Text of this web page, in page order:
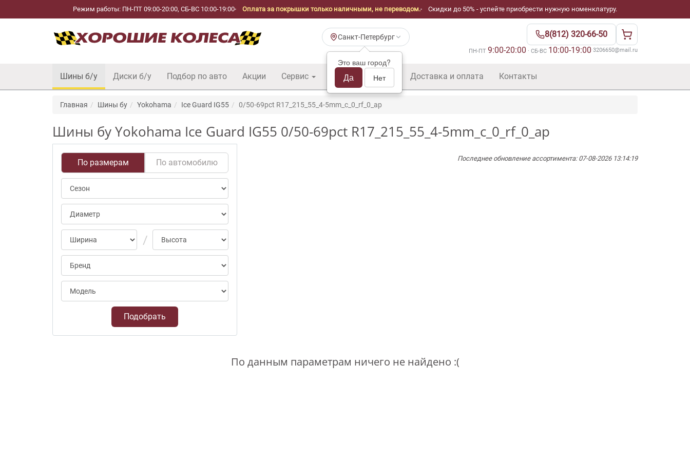
Режим работы: ПН-ПТ 09:00-20:00, СБ-ВС 10:00-19:00 Оплата за покрышки только наличными, не переводом. Скидки до 50% - успейте приобрести нужную номенклатуру.
Санкт-Петербург
Это ваш город?
Да Нет
8(812) 320-66-50
ПН-ПТ 9:00-20:00 · СБ-ВС 10:00-19:00·3206650@mail.ru
Шины б/у Диски б/у Подбор по авто Акции Сервис Шины б/у оптом Доставка и оплата Контакты
Главная Шины бу Yokohama Ice Guard IG55 0/50-69pct R17_215_55_4-5mm_c_0_rf_0_ap
Шины бу Yokohama Ice Guard IG55 0/50-69pct R17_215_55_4-5mm_c_0_rf_0_ap
По размерам По автомобилю
Подобрать
Последнее обновление ассортимента: 07-08-2026 13:14:19
По данным параметрам ничего не найдено :(